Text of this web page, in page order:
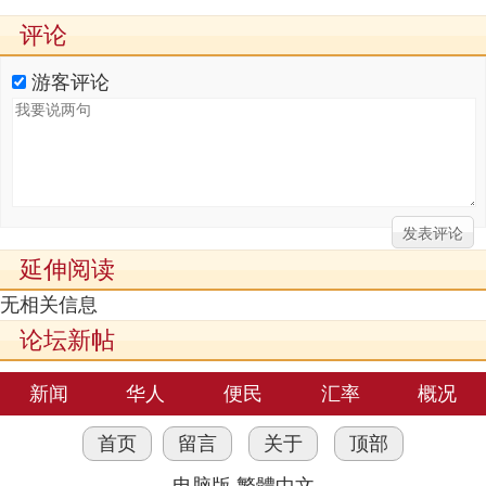
评论
游客评论
延伸阅读
无相关信息
论坛新帖
新闻 华人 便民 汇率 概况
首页 留言 关于
顶部